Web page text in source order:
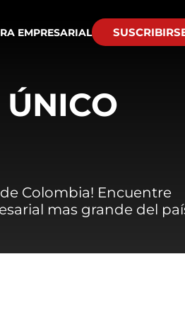
EMPRESARIAL
ÚNICO
Colombia! Encuentre
mas grande del